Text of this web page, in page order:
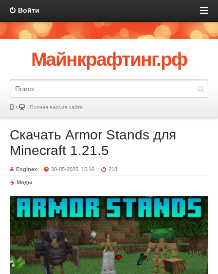
Войти
Майнкрафтинг.рф
Полная версия сайта
Скачать Armor Stands для
Minecraft 1.21.5
Enginex 30-05-2025, 15:16 218
Моды